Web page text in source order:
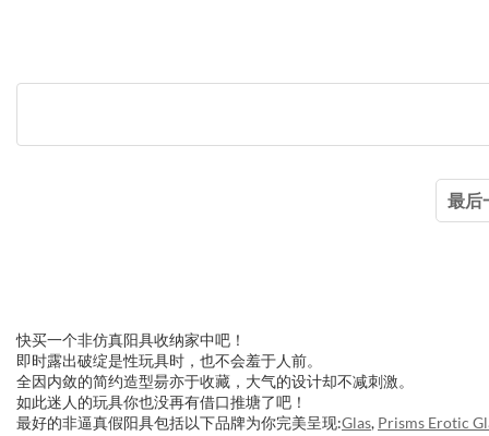
最后
快买一个非仿真阳具收纳家中吧！
即时露出破绽是性玩具时，也不会羞于人前。
全因内敛的简约造型昜亦于收藏，大气的设计却不减刺激。
如此迷人的玩具你也没再有借口推塘了吧！
最好的非逼真假阳具包括以下品牌为你完美呈现:Glas, Prisms Erotic